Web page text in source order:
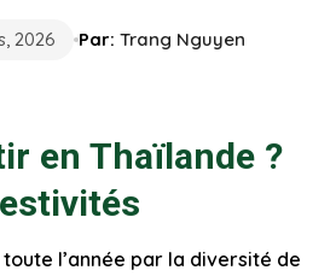
2026 Par: Trang Nguyen
en Thaïlande ?
l’année par la diversité de